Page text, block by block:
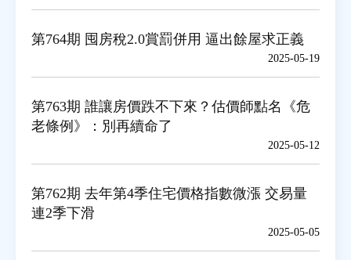
訂閱電子報
第764期 囤房稅2.0賞罰併用 逼出餘屋求正義
2025-05-19
第763期 誰讓房價跌不下來？估價師點名《危
老條例》：別再續命了
2025-05-12
第762期 去年第4季住宅價格指數微漲 交易量
連2季下滑
2025-05-05